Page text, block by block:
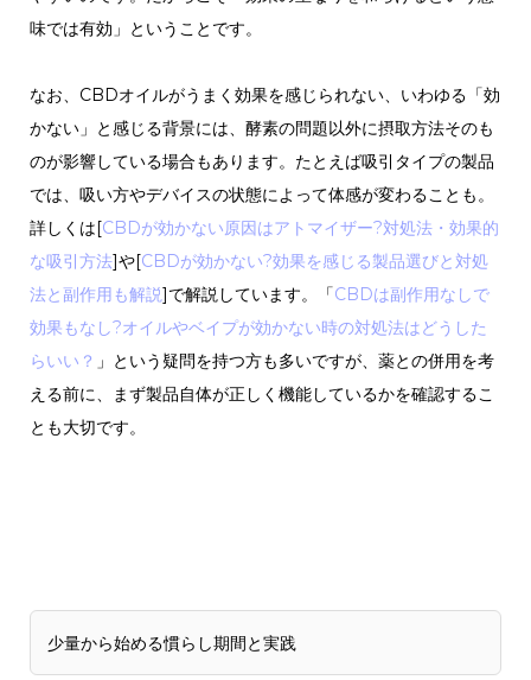
味では有効」ということです。
なお、CBDオイルがうまく効果を感じられない、いわゆる「効
かない」と感じる背景には、酵素の問題以外に摂取方法そのも
のが影響している場合もあります。たとえば吸引タイプの製品
では、吸い方やデバイスの状態によって体感が変わることも。
詳しくは[CBDが効かない原因はアトマイザー?対処法・効果的
な吸引方法]や[CBDが効かない?効果を感じる製品選びと対処
法と副作用も解説]で解説しています。「CBDは副作用なしで
効果もなし?オイルやベイプが効かない時の対処法はどうした
らいい？ 」という疑問を持つ方も多いですが、薬との併用を考
える前に、まず製品自体が正しく機能しているかを確認するこ
とも大切です。
少量から始める慣らし期間と実践